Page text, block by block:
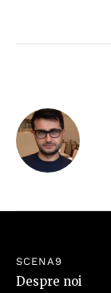
SCENA9
Despre noi